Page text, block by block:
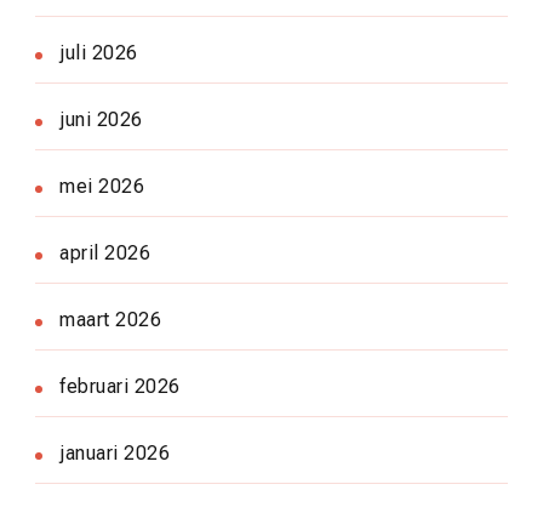
juli 2026
juni 2026
mei 2026
april 2026
maart 2026
februari 2026
januari 2026